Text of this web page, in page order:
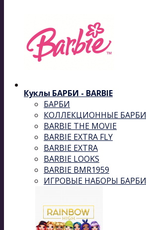
Куклы БАРБИ - BARBIE
БАРБИ
КОЛЛЕКЦИОННЫЕ БАРБИ
BARBIE THE MOVIE
BARBIE EXTRA FLY
BARBIE EXTRA
BARBIE LOOKS
BARBIE BMR1959
ИГРОВЫЕ НАБОРЫ БАРБИ